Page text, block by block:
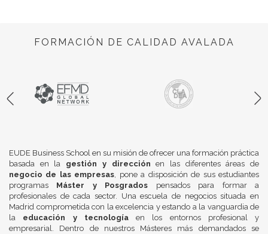
FORMACIÓN DE CALIDAD AVALADA
EUDE Business School en su misión de ofrecer una formación práctica
basada en la gestión y dirección en las diferentes áreas de
negocio de las empresas, pone a disposición de sus estudiantes
programas Máster y Posgrados pensados para formar a
profesionales de cada sector. Una escuela de negocios situada en
Madrid comprometida con la excelencia y estando a la vanguardia de
la educación y tecnologíaen los entornos profesional y
empresarial. Dentro de nuestros Másteres más demandados se